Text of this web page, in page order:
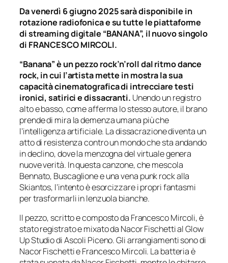
Da venerdì 6 giugno 2025 sarà disponibile in
rotazione radiofonica e su tutte le piattaforme
di streaming digitale “BANANA”, il nuovo singolo
di FRANCESCO MIRCOLI.
“Banana” è un pezzo rock’n’roll dal ritmo dance
rock, in cui l’artista mette in mostra la sua
capacità cinematografica di intrecciare testi
ironici, satirici e dissacranti. Unendo un registro
alto e basso, come afferma lo stesso autore, il brano
prende di mira la demenza umana più che
l’intelligenza artificiale. La dissacrazione diventa un
atto di resistenza contro un mondo che sta andando
in declino, dove la menzogna del virtuale genera
nuove verità. In questa canzone, che mescola
Bennato, Buscaglione e una vena punk rock alla
Skiantos, l’intento è esorcizzare i propri fantasmi
per trasformarli in lenzuola bianche.
Il pezzo, scritto e composto da Francesco Mircoli, è
stato registrato e mixato da Nacor Fischetti al Glow
Up Studio di Ascoli Piceno. Gli arrangiamenti sono di
Nacor Fischetti e Francesco Mircoli. La batteria è